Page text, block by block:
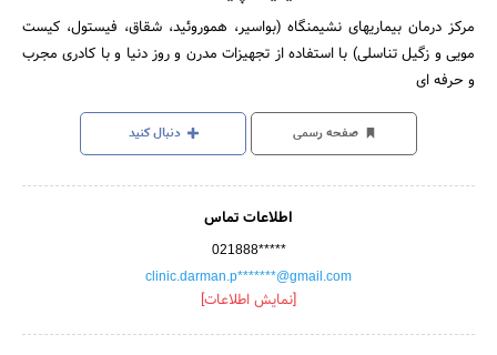
مرکز درمان بیماریهای نشیمنگاه (بواسیر، هموروئید، شقاق، فیستول، کیست
مویی و زگیل تناسلی) با استفاده از تجهیزات مدرن و روز دنیا و با کادری مجرب
و حرفه ای
صفحه رسمی دنبال کنید
اطلاعات تماس
021888*****
clinic.darman.p*******@gmail.com
[نمایش اطلاعات]